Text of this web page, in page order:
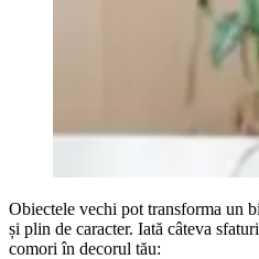
Obiectele vechi pot transforma un
și plin de caracter. Iată câteva
comori în decorul tău: